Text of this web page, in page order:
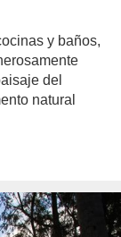
y baños,
del
natural
author/redaccion/